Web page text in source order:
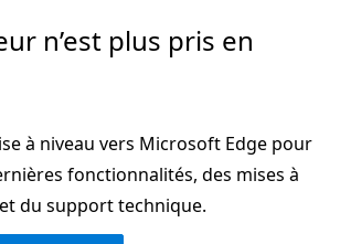
n’est plus pris en
à niveau vers Microsoft Edge pour
fonctionnalités, des mises à
du support technique.